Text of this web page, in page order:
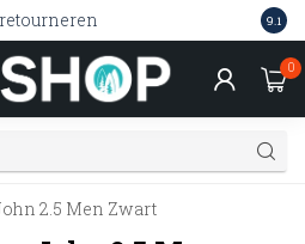
9.1
0
2.5 Men Zwart